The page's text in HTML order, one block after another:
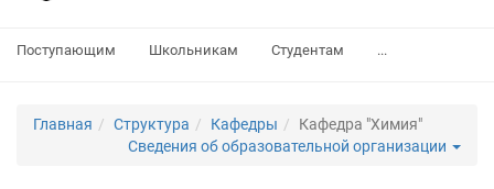
Поступающим Школьникам Студентам ...
Главная Структура Кафедры
Кафедра "Химия"
Сведения об образовательной организации